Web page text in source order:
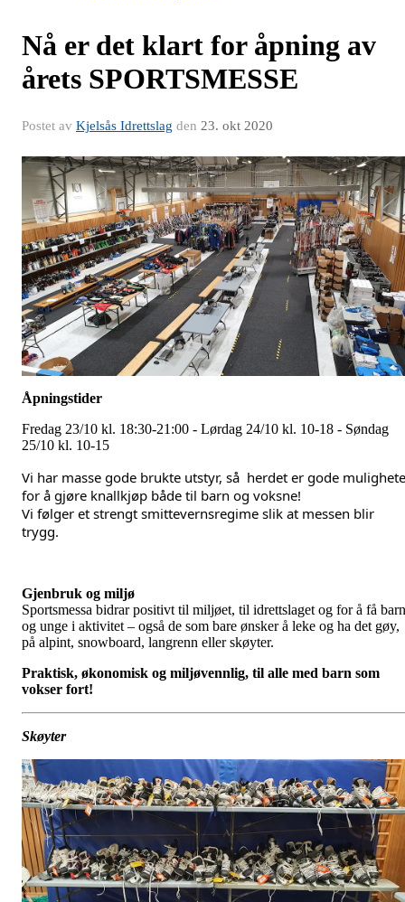
Nå er det klart for åpning av
årets SPORTSMESSE
Postet av Kjelsås Idrettslag den 23. okt 2020
Åpningstider
Fredag 23/10 kl. 18:30-21:00 - Lørdag 24/10 kl. 10-18 - Søndag
25/10 kl. 10-15
Vi har masse gode brukte utstyr, så herdet er gode
for å gjøre knallkjøp både til barn og voksne!
Vi følger et strengt smittevernsregime slik at messen blir
trygg.
Gjenbruk og miljø
Sportsmessa bidrar positivt til miljøet, til idrettslaget og for å få barn
og unge i aktivitet – også de som bare ønsker å leke og ha det gøy,
på alpint, snowboard, langrenn eller skøyter.
Praktisk, økonomisk og miljøvennlig, til alle med barn som
vokser fort!
Skøyter